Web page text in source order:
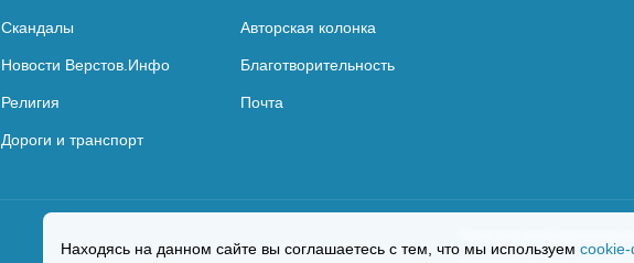
Скандалы Авторская колонка
Новости Верстов.Инфо Благотворительность
Религия Почта
Дороги и транспорт
Находясь на данном сайте вы соглашаетесь с тем, что мы используем